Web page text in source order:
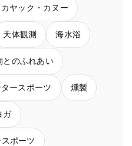
ヤック・カヌー
天体観測 海水浴
とのふれあい
ースポーツ 燻製
ガ
ポーツ